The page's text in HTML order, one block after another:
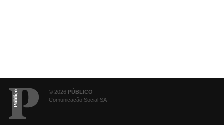
© 2026 PÚBLICO
Comunicação Social SA